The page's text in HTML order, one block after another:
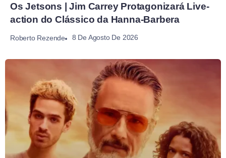
Os Jetsons | Jim Carrey Protagonizará Live-
action do Clássico da Hanna-Barbera
Roberto Rezende 8 De Agosto De 2026